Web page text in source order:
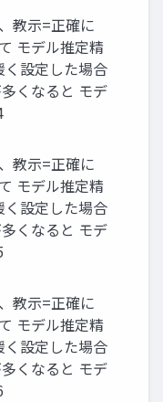
教示=正確に
モデル推定精
設定した場合
くなると モデ
教示=正確に
モデル推定精
設定した場合
くなると モデ
教示=正確に
モデル推定精
設定した場合
くなると モデ